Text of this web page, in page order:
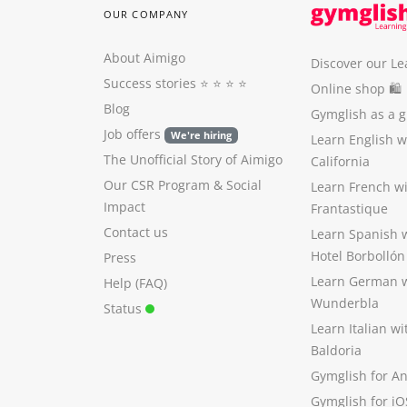
OUR COMPANY
About Aimigo
Success stories ⭐️ ⭐️ ⭐️ ⭐️
Blog
Job offers
We're hiring
The Unofficial Story of Aimigo
Our CSR Program & Social
Impact
Contact us
Press
Help (FAQ)
Status
Discover our
Online shop 🛍
Gymglish as a
Learn English
California
Learn French
Frantastique
Learn Spanish
Hotel Borbollón
Learn German
Wunderbla
Learn Italian
Baldoria
Gymglish for
Gymglish for